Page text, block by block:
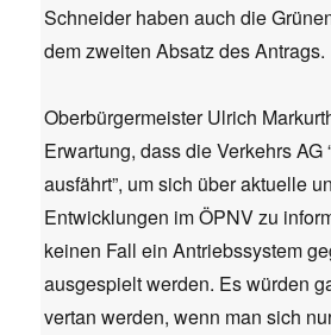
Schneider haben auch die
dem zweiten Absatz des Antrags.
Oberbürgermeister Ulrich
Erwartung, dass die Verkehrs AG
ausfährt”, um sich über aktuelle
Entwicklungen im ÖPNV zu
keinen Fall ein Antriebssystem
ausgespielt werden. Es würden
vertan werden, wenn man sich